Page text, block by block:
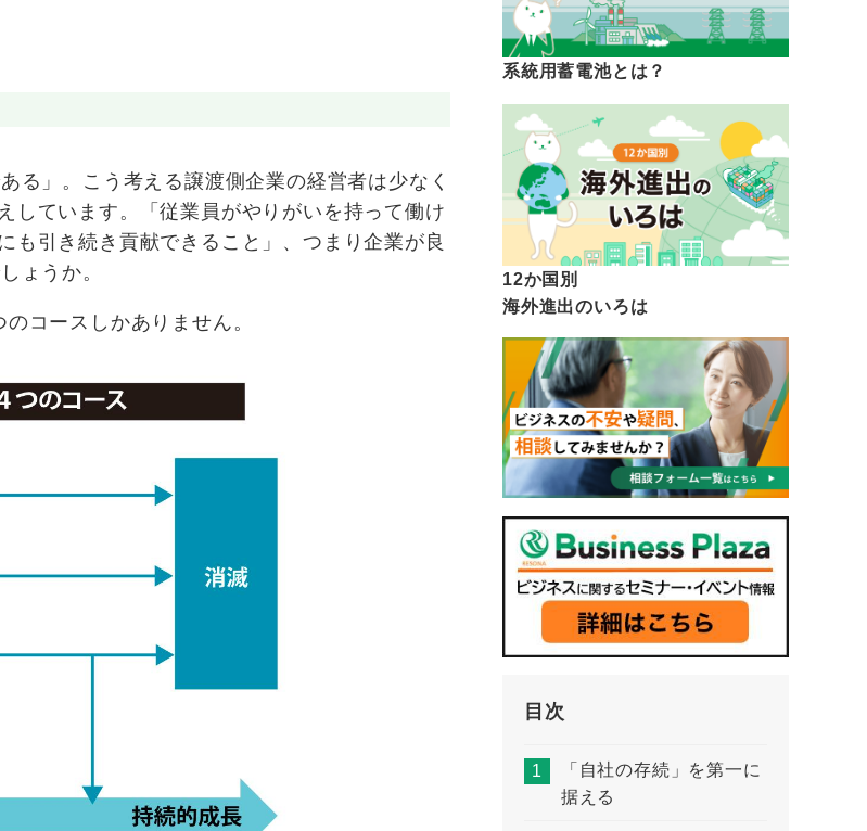
る」。こう考える譲渡側企業の経営者は少なく
しています。「従業員がやりがいを持って働け
も引き続き貢献できること」、つまり企業が良
ょうか。
のコースしかありません。
系統用蓄電池とは？
12か国別
海外進出のいろは
目次
「自社の存続」を第一に
据える